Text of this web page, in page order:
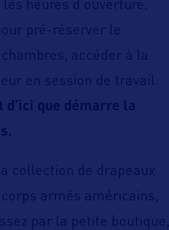
les heures d’ouverture.
pré-réserver le
accéder à la
en session de travail.
d’ici que démarre la
collection de drapeaux
armés américains,
par la petite boutique,